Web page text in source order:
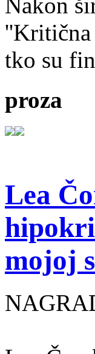
''Kritična
tko su
proza
Lea
mojoj